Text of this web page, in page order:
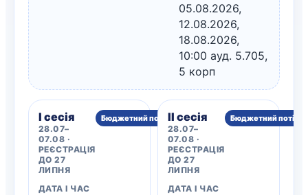
05.08.2026,
12.08.2026,
18.08.2026,
10:00 ауд. 5.705,
5 корп
I сесія
28.07–
07.08 ·
РЕЄСТРАЦІЯ
ДО 27
ЛИПНЯ
Бюджетний потік
ДАТА І ЧАС
II сесія
28.07–
07.08 ·
РЕЄСТРАЦІЯ
ДО 27
ЛИПНЯ
Бюджетний потік
ДАТА І ЧАС